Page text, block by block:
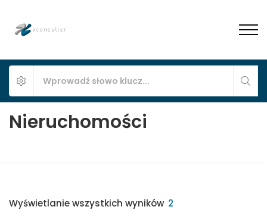
Nieruchomości
Wyświetlanie wszystkich wyników 2